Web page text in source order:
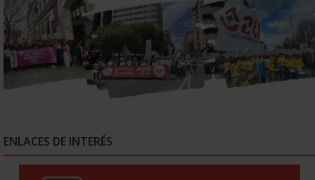
ENLACES DE INTERÉS